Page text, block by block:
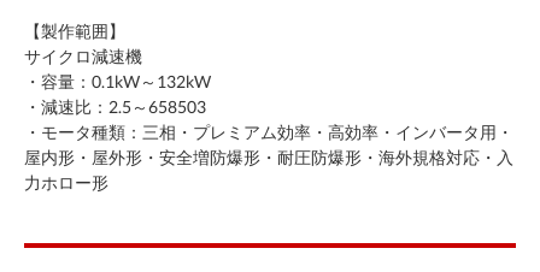
【製作範囲】
サイクロ減速機
・容量：0.1kW～132kW
・減速比：2.5～658503
・モータ種類：三相・プレミアム効率・高効率・インバータ用・
屋内形・屋外形・安全増防爆形・耐圧防爆形・海外規格対応・入
力ホロー形